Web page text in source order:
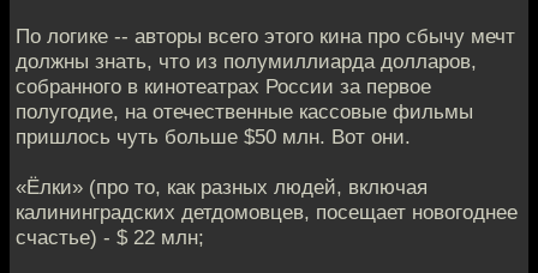
По логике -- авторы всего этого кина про сбычу мечт
должны знать, что из полумиллиарда долларов,
собранного в кинотеатрах России за первое
полугодие, на отечественные кассовые фильмы
пришлось чуть больше $50 млн. Вот они.
«Ёлки» (про то, как разных людей, включая
калининградских детдомовцев, посещает новогоднее
счастье) - $ 22 млн;